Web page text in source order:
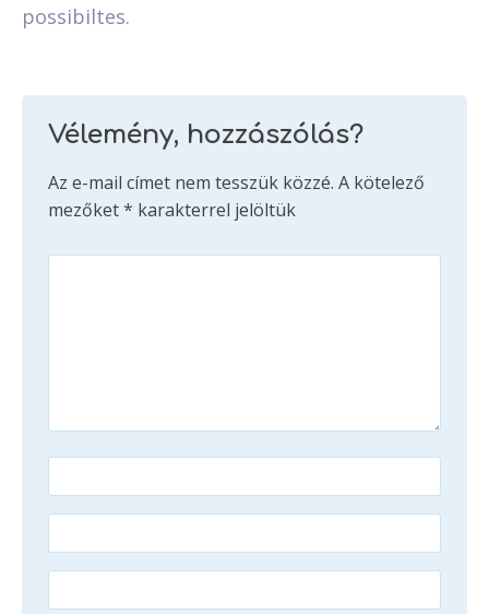
possibiltes.
Vélemény, hozzászólás?
Az e-mail címet nem tesszük közzé. A kötelező
mezőket* karakterrel jelöltük